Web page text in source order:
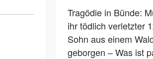
Tragödie in Bünde:
ihr tödlich verletzter
Sohn aus einem
geborgen – Was ist